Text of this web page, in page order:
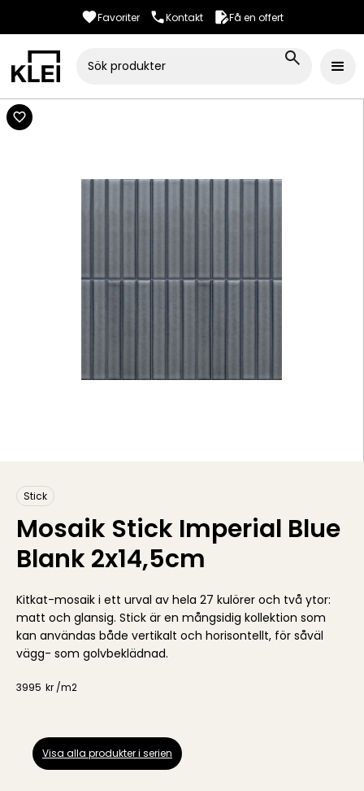
Favoriter Kontakt Få en offert
Stick
Mosaik Stick Imperial Blue
Blank 2x14,5cm
Kitkat-mosaik i ett urval av hela 27 kulörer och två ytor:
matt och glansig. Stick är en mångsidig kollektion som
kan användas både vertikalt och horisontellt, för såväl
vägg- som golvbeklädnad.
3995 kr /m2
Visa alla produkter i serien